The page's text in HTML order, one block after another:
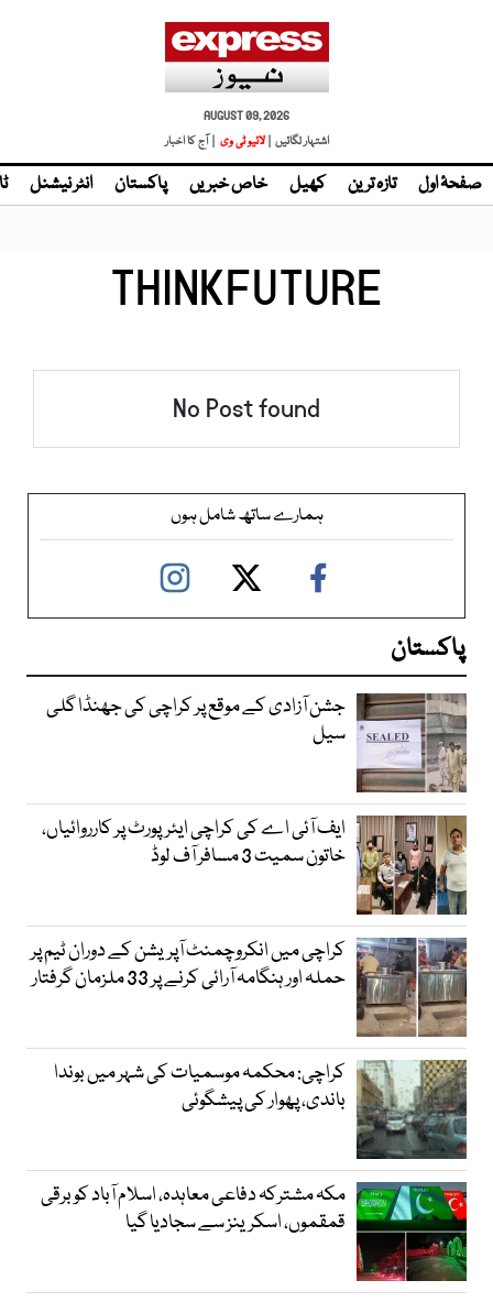
AUGUST 09, 2026
اشتہار لگائیں | لائیو ٹی وی | آج کا اخبار
صفحۂ اول تازہ ترین کھیل خاص خبریں پاکستان انٹر نیشنل
THINKFUTURE
No Post found
ہمارے ساتھ شامل ہوں
پاکستان
جشن آزادی کے موقع پر کراچی کی جھنڈا گلی
سیل
ایف آئی اے کی کراچی ایئرپورٹ پر کارروائیاں،
خاتون سمیت 3 مسافر آف لوڈ
کراچی میں انکروچمنٹ آپریشن کے دوران ٹیم پر
حملہ اور ہنگامہ آرائی کرنے پر 33 ملزمان گرفتار
کراچی: محکمہ موسمیات کی شہر میں بوندا
باندی، پھوار کی پیشگوئی
مکہ مشترکہ دفاعی معاہدہ، اسلام آباد کو برقی
قمقموں، اسکرینز سے سجادیا گیا